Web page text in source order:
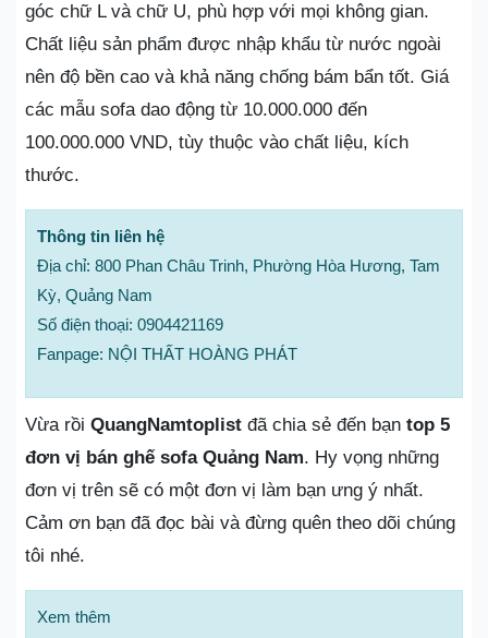
góc chữ L và chữ U, phù hợp với mọi không gian.
Chất liệu sản phẩm được nhập khẩu từ nước ngoài
nên độ bền cao và khả năng chống bám bẩn tốt. Giá
các mẫu sofa dao động từ 10.000.000 đến
100.000.000 VND, tùy thuộc vào chất liệu, kích
thước.
Thông tin liên hệ
Địa chỉ: 800 Phan Châu Trinh, Phường Hòa Hương, Tam
Kỳ, Quảng Nam
Số điện thoại: 0904421169
Fanpage: NỘI THẤT HOÀNG PHÁT
Vừa rồi QuangNamtoplist đã chia sẻ đến bạn top 5
đơn vị bán ghế sofa Quảng Nam. Hy vọng những
đơn vị trên sẽ có một đơn vị làm bạn ưng ý nhất.
Cảm ơn bạn đã đọc bài và đừng quên theo dõi chúng
tôi nhé.
Xem thêm